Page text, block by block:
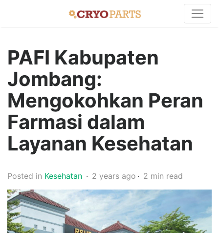
PAFI Kabupaten
Jombang:
Mengokohkan Peran
Farmasi dalam
Layanan Kesehatan
Posted in Kesehatan 2 years ago 2 min read